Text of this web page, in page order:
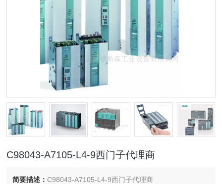
C98043-A7105-L4-9西门子代理商
简要描述：C98043-A7105-L4-9西门子代理商